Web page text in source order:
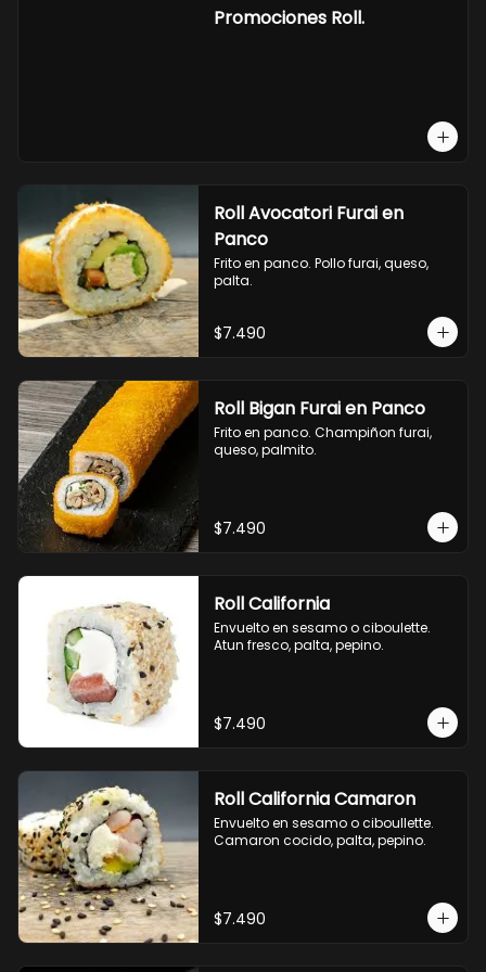
OPCION2:
- salmon, queso, palta, envuelto en
Promociones Roll.
Roll Avocatori Furai en
Panco
Frito en panco. Pollo furai, queso,
palta.
$7.490
Roll Bigan Furai en Panco
Frito en panco. Champiñon furai,
queso, palmito.
$7.490
Roll California
Envuelto en sesamo o ciboulette.
Atun fresco, palta, pepino.
$7.490
Roll California Camaron
Envuelto en sesamo o ciboullette.
Camaron cocido, palta, pepino.
$7.490